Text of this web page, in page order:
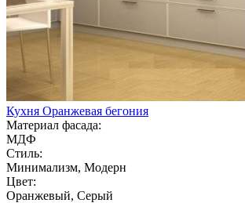
Кухня Оранжевая бегония
Материал фасада:
МДФ
Стиль:
Минимализм, Модерн
Цвет:
Оранжевый, Серый